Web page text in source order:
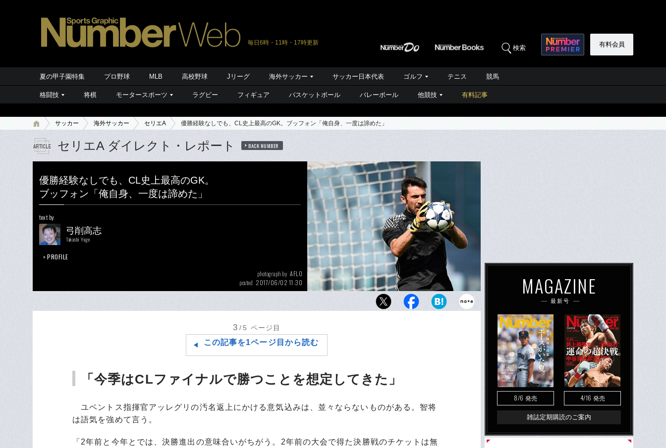
毎日6時・11時・17時更新
検索 有料会員
夏の甲子園特集 プロ野球 MLB 高校野球 Jリーグ 海外サッカー サッカー日本代表 ゴルフ テニス 競馬
格闘技 将棋 モータースポーツ ラグビー フィギュア バスケットボール バレーボール 他競技 有料記事
サッカー 海外サッカー セリエA 優勝経験なしでも、CL史上最高のGK。ブッフォン「俺自身、一度は諦めた」
セリエA ダイレクト・レポート BACK NUMBER
優勝経験なしでも、CL史上最高のGK。
ブッフォン「俺自身、一度は諦めた」
text by
弓削高志
Takashi Yuge
PROFILE
photograph by AFLO
posted 2017/06/02 11:30
ブッフォンが悲願のCL制覇を成し遂げてキャリアに幕を
3 /5 ページ目
この記事を1ページ目から読む
「今季はCLファイナルで勝つことを想定してきた」
ユベントス指揮官アッレグリの汚名返上にかける意気込みは、並々ならないものがある。智将
は語気を強めて言う。
「2年前と今年とでは、決勝進出の意味合いがちがう。2年前の大会で得た決勝戦のチケットは無
MAGAZINE
最新号
8/6 発売 4/16 発売
雑誌定期購読のご案内